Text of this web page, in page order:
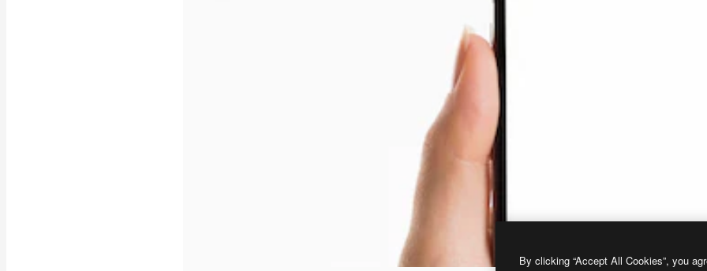
By clicking “Accept All Cookies”, you